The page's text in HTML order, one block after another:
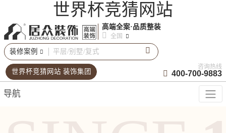
世界杯竞猜网站
高端全案·品质整装
全国
装修案例
世界杯竞猜网站 装饰集团
咨询热线
400-700-9883
导航